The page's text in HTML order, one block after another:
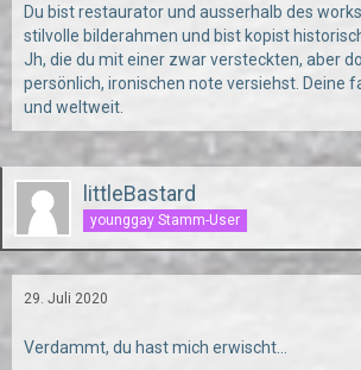
Du bist restaurator und ausserhalb des
stilvolle bilderahmen und bist kopist
Jh, die du mit einer zwar versteckten, aber
persönlich, ironischen note versiehst. Deine
und weltweit.
littleBastard
younggay Stamm-User
29. Juli 2020
Verdammt, du hast mich erwischt...